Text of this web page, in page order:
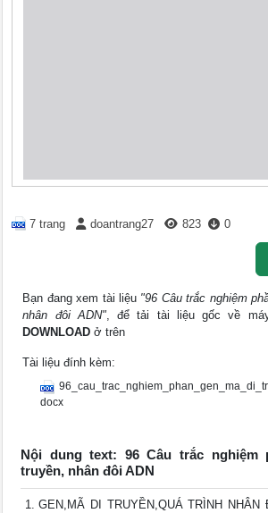
7 trang doantrang27 823 0
Bạn đang xem tài liệu "96 Câu trắc nghiệm
nhân đôi ADN", để tải tài liệu gốc về
DOWNLOAD ở trên
Tài liệu đính kèm:
docx
Nội dung text: 96 Câu trắc nghiệm
truyền, nhân đôi ADN
GEN,MÃ DI TRUYỀN,QUÁ TRÌNH